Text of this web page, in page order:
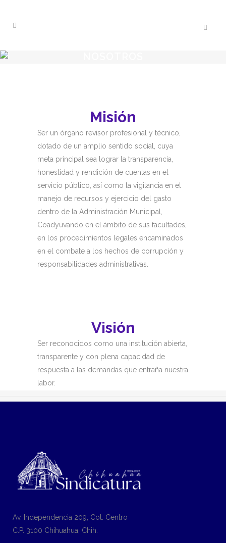
Misión
Ser un órgano revisor profesional y técnico,
dotado de un amplio sentido social, cuya
meta principal sea lograr la transparencia,
honestidad y rendición de cuentas en el
servicio público, así como la vigilancia en el
manejo de recursos y ejercicio del gasto
dentro de la Administración Municipal,
Coadyuvando en el ámbito de sus facultades,
en los procedimientos legales encaminados
en el combate a los hechos de corrupción y
responsabilidades administrativas.
Visión
Ser reconocidos como una institución abierta,
transparente y con plena capacidad de
respuesta a las demandas que entraña nuestra
labor.
Av. Independencia 209, Col. Centro
C.P. 3100 Chihuahua, Chih.